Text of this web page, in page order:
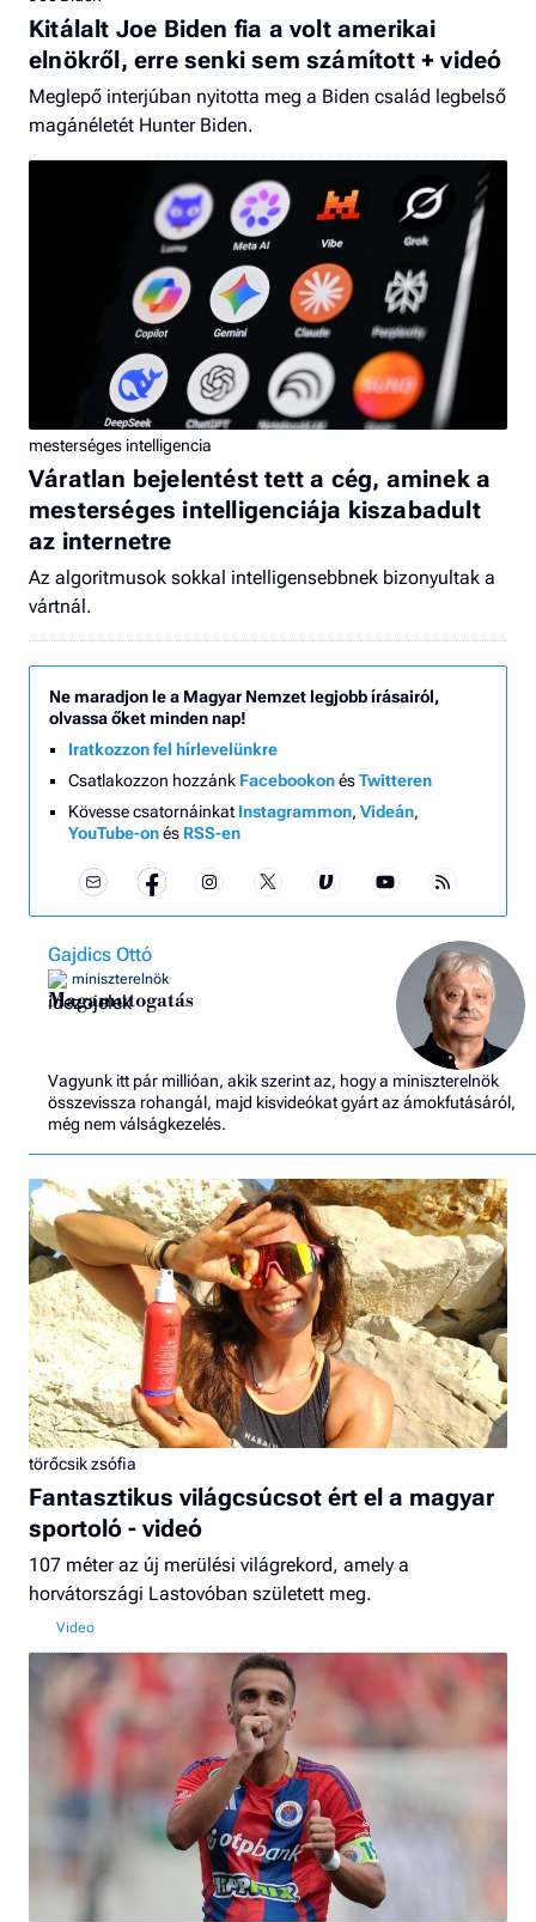
Kitálalt Joe Biden fia a volt amerikai
elnökről, erre senki sem számított + videó
Meglepő interjúban nyitotta meg a Biden család legbelső
magánéletét Hunter Biden.
mesterséges intelligencia
Váratlan bejelentést tett a cég, aminek a
mesterséges intelligenciája kiszabadult
az internetre
Az algoritmusok sokkal intelligensebbnek bizonyultak a
vártnál.
Ne maradjon le a Magyar Nemzet legjobb írásairól,
olvassa őket minden nap!
Iratkozzon fel hírlevelünkre
Csatlakozzon hozzánk FacebookonésTwitteren
Kövesse csatornáinkat Instagrammon, Videán,
YouTube-onés RSS-en
Gajdics Ottó
miniszterelnök
Magamutogatás
Vagyunk itt pár millióan, akik szerint az, hogy a miniszterelnök
összevissza rohangál, majd kisvideókat gyárt az ámokfutásáról,
még nem válságkezelés.
törőcsik zsófia
Fantasztikus világcsúcsot ért el a magyar
sportoló - videó
107 méter az új merülési világrekord, amely a
horvátországi Lastovóban született meg.